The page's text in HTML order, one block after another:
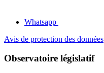
Whatsapp
Avis de protection des données
Observatoire législatif